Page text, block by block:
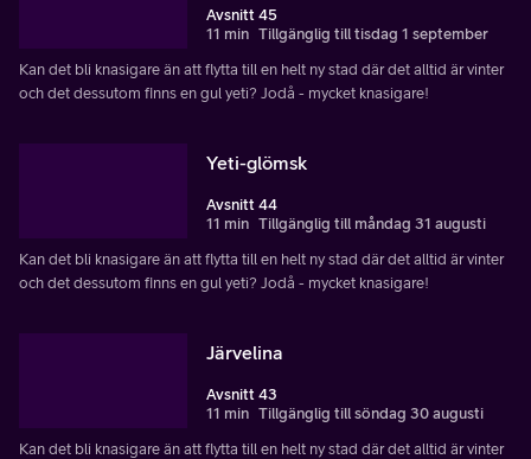
Avsnitt 45
11 min Tillgänglig till tisdag 1 september
Kan det bli knasigare än att flytta till en helt ny stad där det alltid är vinter
och det dessutom finns en gul yeti? Jodå - mycket knasigare!
Yeti-glömsk
Avsnitt 44
11 min Tillgänglig till måndag 31 augusti
Kan det bli knasigare än att flytta till en helt ny stad där det alltid är vinter
och det dessutom finns en gul yeti? Jodå - mycket knasigare!
Järvelina
Avsnitt 43
11 min Tillgänglig till söndag 30 augusti
Kan det bli knasigare än att flytta till en helt ny stad där det alltid är vinter